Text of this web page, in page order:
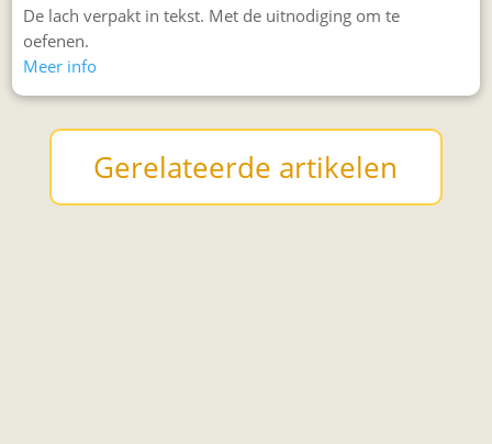
De lach verpakt in tekst. Met de uitnodiging om te
oefenen.
Meer info
Gerelateerde artikelen